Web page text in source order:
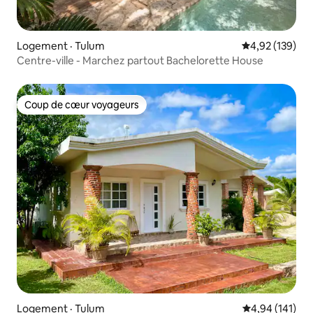
Logement · Tulum Note
4,92 (139)
Centre-ville - Marchez partout Bachelorette House
Coup de cœur voyageurs
Coup de cœur voyageurs
Logement · Tulum Note
4,94 (141)